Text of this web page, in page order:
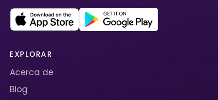
EXPLORAR
Acerca de
Blog